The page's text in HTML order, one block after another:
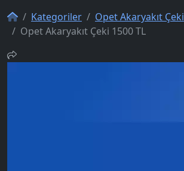
Kategoriler
Opet Akaryakıt Çeki
Opet Akaryakıt Çeki 1500 TL